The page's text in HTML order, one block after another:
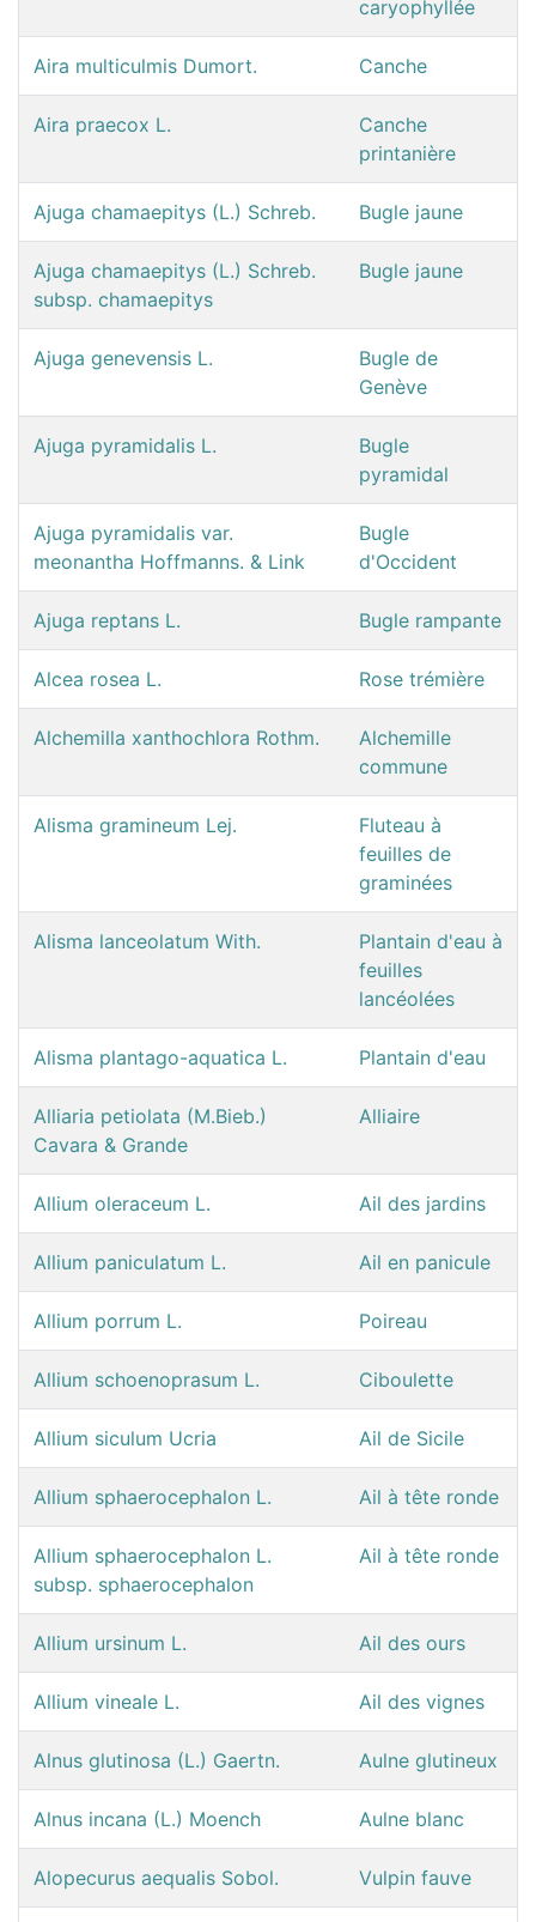
caryophyllée
Aira multiculmis Dumort. Canche
Aira praecox L.
Canche
printanière
Ajuga chamaepitys (L.) Schreb. Bugle jaune
Ajuga chamaepitys (L.) Schreb.
subsp. chamaepitys
Bugle jaune
Ajuga genevensis L.
Bugle de
Genève
Ajuga pyramidalis L.
Bugle
pyramidal
Ajuga pyramidalis var.
meonantha Hoffmanns. & Link
Bugle
d'Occident
Ajuga reptans L. Bugle rampante
Alcea rosea L. Rose trémière
Alchemilla xanthochlora Rothm.
Alchemille
commune
Alisma gramineum Lej.
Fluteau à
feuilles de
graminées
Alisma lanceolatum With.
Plantain d'eau à
feuilles
lancéolées
Alisma plantago-aquatica L. Plantain d'eau
Alliaria petiolata (M.Bieb.)
Cavara & Grande
Alliaire
Allium oleraceum L. Ail des jardins
Allium paniculatum L. Ail en panicule
Allium porrum L. Poireau
Allium schoenoprasum L. Ciboulette
Allium siculum Ucria Ail de Sicile
Allium sphaerocephalon L. Ail à tête ronde
Allium sphaerocephalon L.
subsp. sphaerocephalon
Ail à tête ronde
Allium ursinum L. Ail des ours
Allium vineale L. Ail des vignes
Alnus glutinosa (L.) Gaertn. Aulne glutineux
Alnus incana (L.) Moench Aulne blanc
Alopecurus aequalis Sobol. Vulpin fauve